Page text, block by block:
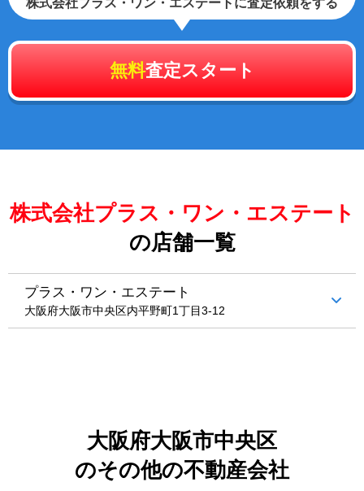
無料査定スタート
株式会社プラス・ワン・エステート
の店舗一覧
プラス・ワン・エステート
大阪府大阪市中央区内平野町1丁目3‐12
大阪府大阪市中央区
のその他の不動産会社